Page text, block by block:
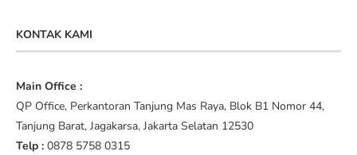
KONTAK KAMI
Main Office :
QP Office, Perkantoran Tanjung Mas Raya, Blok B1 Nomor 44,
Tanjung Barat, Jagakarsa, Jakarta Selatan 12530
Telp : 0878 5758 0315